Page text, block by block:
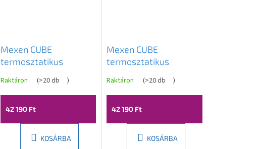
Mexen CUBE
termosztatikus
grafit, 77910-66
Raktáron (>20 db )
42 190 Ft
KOSÁRBA
Mexen CUBE
termosztatikus
rózsa arany, 77910-60
Raktáron (>20 db )
42 190 Ft
KOSÁRBA